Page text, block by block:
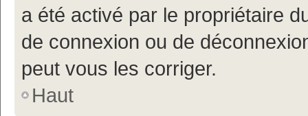
a été activé par le propriétaire
de connexion ou de
peut vous les corriger.
Haut